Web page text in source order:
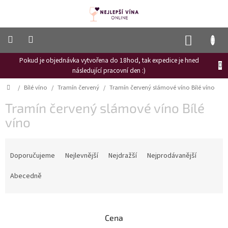
Pokud je objednávka vytvořena do 18hod, tak expedice je hned
následující pracovní den :)
Frizzante
Růžové
víno
Hroznový
mošt
novinky
Domů
/ Bílé víno / Tramín červený / Tramín červený slámové víno Bílé víno
Tramín červený slámové víno Bílé
víno
Doporučujeme Nejlevnější Nejdražší
Nejprodávanější
Abecedně
Cena